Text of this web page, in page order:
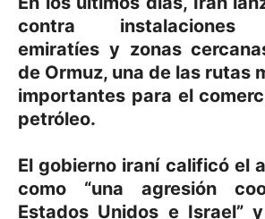
contra instalaciones
emiratíes y zonas
de Ormuz, una de las rutas
importantes para el
petróleo.
El gobierno iraní calificó el
como “una agresión
Estados Unidos e Israel”